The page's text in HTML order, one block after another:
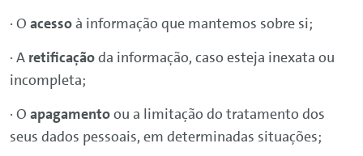
· O acessoà informação que mantemos sobre si;
· A retificaçãoda informação, caso esteja inexata ou
incompleta;
· O apagamentoou a limitação do tratamento dos
seus dados pessoais, em determinadas situações;